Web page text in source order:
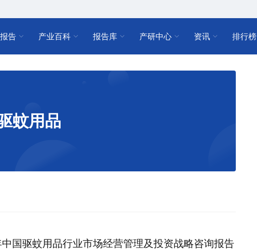
告 产业百科 报告库 产研中心 资讯 排行榜
蚊用品
国驱蚊用品行业市场经营管理及投资战略咨询报告